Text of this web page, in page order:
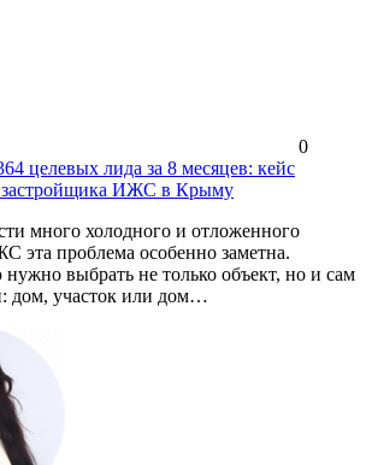
0
целевых лида за 8 месяцев: кейс
застройщика ИЖС в Крыму
много холодного и отложенного
эта проблема особенно заметна.
выбрать не только объект, но и сам
дом, участок или дом…